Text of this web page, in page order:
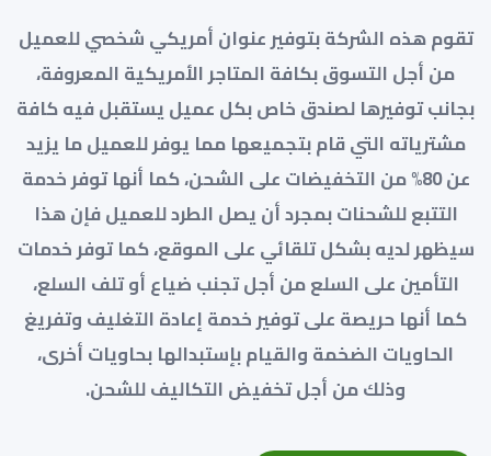
تقوم هذه الشركة بتوفير عنوان أمريكي شخصي للعميل
من أجل التسوق بكافة المتاجر الأمريكية المعروفة،
بجانب توفيرها لصندق خاص بكل عميل يستقبل فيه كافة
مشترياته التي قام بتجميعها مما يوفر للعميل ما يزيد
عن 80% من التخفيضات على الشحن، كما أنها توفر خدمة
التتبع للشحنات بمجرد أن يصل الطرد للعميل فإن هذا
سيظهر لديه بشكل تلقائي على الموقع، كما توفر خدمات
التأمين على السلع من أجل تجنب ضياع أو تلف السلع،
كما أنها حريصة على توفير خدمة إعادة التغليف وتفريغ
الحاويات الضخمة والقيام بإستبدالها بحاويات أخرى،
وذلك من أجل تخفيض التكاليف للشحن.